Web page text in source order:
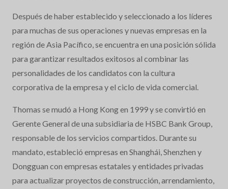
Después de haber establecido y seleccionado a los líderes
para muchas de sus operaciones y nuevas empresas en la
región de Asia Pacífico, se encuentra en una posición sólida
para garantizar resultados exitosos al combinar las
personalidades de los candidatos con la cultura
corporativa de la empresa y el ciclo de vida comercial.
Thomas se mudó a Hong Kong en 1999 y se convirtió en
Gerente General de una subsidiaria de HSBC Bank Group,
responsable de los servicios compartidos. Durante su
mandato, estableció empresas en Shanghái, Shenzhen y
Dongguan con empresas estatales y entidades privadas
para actualizar proyectos de construcción, arrendamiento,